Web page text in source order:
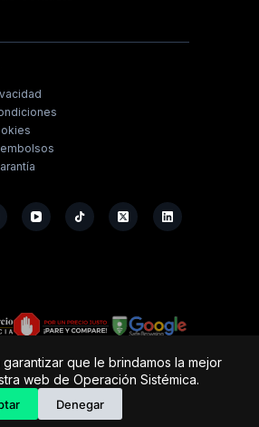
que le brindamos la mejor
web de Operación Sistémica.
Denegar
- Operación Sistémica
repuestos y casa de
software.